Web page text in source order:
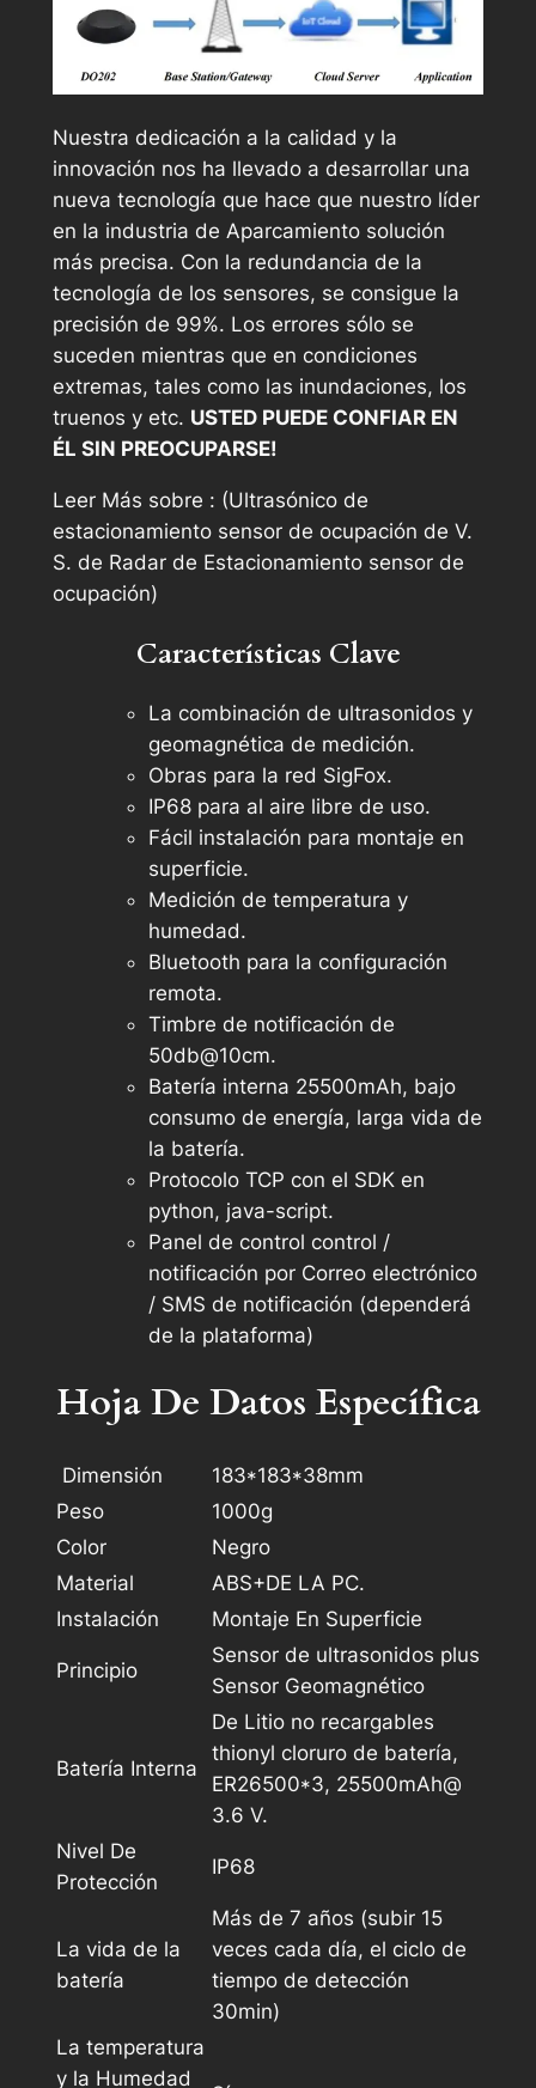
Nuestra dedicación a la calidad y la
innovación nos ha llevado a desarrollar una
nueva tecnología que hace que nuestro líder
en la industria de Aparcamiento solución
más precisa. Con la redundancia de la
tecnología de los sensores, se consigue la
precisión de 99%. Los errores sólo se
suceden mientras que en condiciones
extremas, tales como las inundaciones, los
truenos y etc. USTED PUEDE CONFIAR EN
ÉL SIN PREOCUPARSE!
Leer Más sobre : (Ultrasónico de
estacionamiento sensor de ocupación de V.
S. de Radar de Estacionamiento sensor de
ocupación)
Características Clave
La combinación de ultrasonidos y
geomagnética de medición.
Obras para la red SigFox.
IP68 para al aire libre de uso.
Fácil instalación para montaje en
superficie.
Medición de temperatura y
humedad.
Bluetooth para la configuración
remota.
Timbre de notificación de
50db@10cm.
Batería interna 25500mAh, bajo
consumo de energía, larga vida de
la batería.
Protocolo TCP con el SDK en
python, java-script.
Panel de control control /
notificación por Correo electrónico
/ SMS de notificación (dependerá
de la plataforma)
Hoja De Datos Específica
Dimensión
183*183*38mm
Peso
1000g
Color
Negro
Material
ABS+DE LA PC.
Instalación
Montaje En Superficie
Principio
Sensor de ultrasonidos plus
Sensor Geomagnético
Batería Interna
De Litio no recargables
thionyl cloruro de batería,
ER26500*3, 25500mAh@
3.6 V.
Nivel De
Protección
IP68
La vida de la
batería
Más de 7 años (subir 15
veces cada día, el ciclo de
tiempo de detección
30min)
La temperatura
y la Humedad